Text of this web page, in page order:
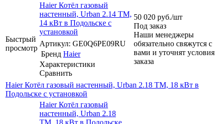
Быстрый
просмотр
Haier Котёл газовый
настенный, Urban 2.14 TM,
14 кВт в Подольске с
установкой
Артикул: GE0Q6PE09RU
Бренд Haier
Характеристики
Сравнить
50 020 руб./шт
Под заказ
Наши менеджеры
обязательно свяжутся с
вами и уточнят условия
заказа
Haier Котёл газовый настенный, Urban 2.18 TM, 18 кВт в
Подольске с установкой
Haier Котёл газовый
настенный, Urban 2.18
TM, 18 кВт в Подольске